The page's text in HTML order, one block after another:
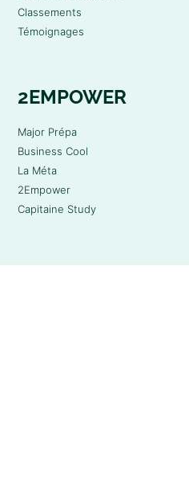
Classements
Témoignages
2EMPOWER
Major Prépa
Business Cool
La Méta
2Empower
Capitaine Study